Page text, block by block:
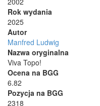
Rok wydania
2025
Autor
Manfred Ludwig
Nazwa oryginalna
Viva Topo!
Ocena na BGG
6.82
Pozycja na BGG
2318